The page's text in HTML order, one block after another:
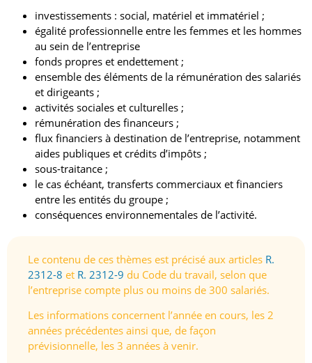
investissements : social, matériel et immatériel ;
égalité professionnelle entre les femmes et les hommes
au sein de l’entreprise
fonds propres et endettement ;
ensemble des éléments de la rémunération des salariés
et dirigeants ;
activités sociales et culturelles ;
rémunération des financeurs ;
flux financiers à destination de l’entreprise, notamment
aides publiques et crédits d’impôts ;
sous-traitance ;
le cas échéant, transferts commerciaux et financiers
entre les entités du groupe ;
conséquences environnementales de l’activité.
Le contenu de ces thèmes est précisé aux articles R.
2312-8 et R. 2312-9 du Code du travail, selon que
l’entreprise compte plus ou moins de 300 salariés.
Les informations concernent l’année en cours, les 2
années précédentes ainsi que, de façon
prévisionnelle, les 3 années à venir.